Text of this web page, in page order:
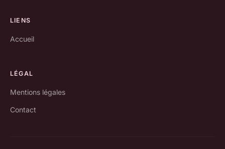
LIENS
Accueil
LÉGAL
Mentions légales
Contact